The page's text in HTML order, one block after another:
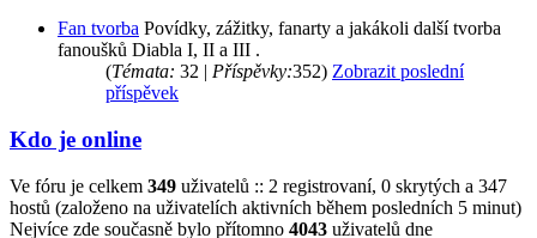
Fan tvorba Povídky, zážitky, fanarty a jakákoli další tvorba
fanoušků Diabla I, II a III .
(Témata: 32 | Příspěvky:352) Zobrazit poslední
příspěvek
Kdo je online
Ve fóru je celkem 349 uživatelů :: 2 registrovaní, 0 skrytých a 347
hostů (založeno na uživatelích aktivních během posledních 5 minut)
Nejvíce zde současně bylo přítomno 4043 uživatelů dne